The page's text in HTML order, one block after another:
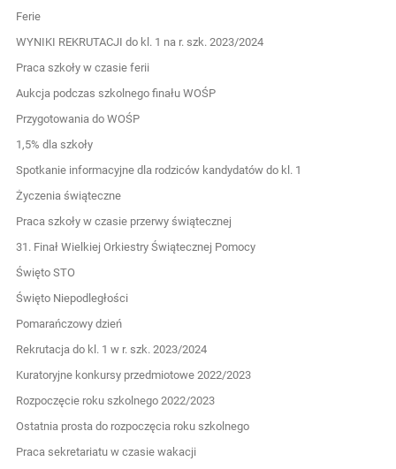
Ferie
WYNIKI REKRUTACJI do kl. 1 na r. szk. 2023/2024
Praca szkoły w czasie ferii
Aukcja podczas szkolnego finału WOŚP
Przygotowania do WOŚP
1,5% dla szkoły
Spotkanie informacyjne dla rodziców kandydatów do kl. 1
Życzenia świąteczne
Praca szkoły w czasie przerwy świątecznej
31. Finał Wielkiej Orkiestry Świątecznej Pomocy
Święto STO
Święto Niepodległości
Pomarańczowy dzień
Rekrutacja do kl. 1 w r. szk. 2023/2024
Kuratoryjne konkursy przedmiotowe 2022/2023
Rozpoczęcie roku szkolnego 2022/2023
Ostatnia prosta do rozpoczęcia roku szkolnego
Praca sekretariatu w czasie wakacji